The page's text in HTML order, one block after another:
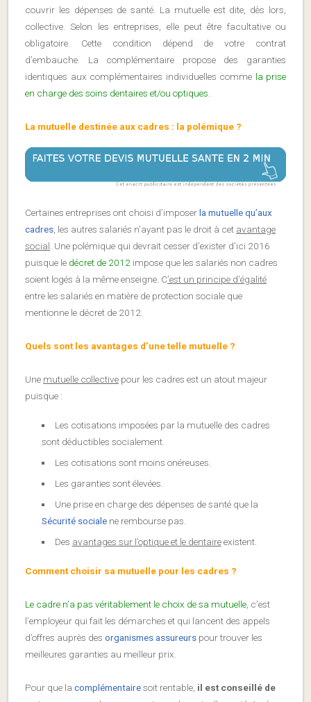
couvrir les dépenses de santé. La mutuelle est dite, dès lors,
collective. Selon les entreprises, elle peut être facultative ou
obligatoire. Cette condition dépend de votre contrat
d’embauche. La complémentaire propose des garanties
identiques aux complémentaires individuelles comme la prise
en charge des soins dentaires et/ou optiques.
La mutuelle destinée aux cadres : la polémique ?
Certaines entreprises ont choisi d’imposerla mutuelle qu’aux
cadres , les autres salariés n’ayant pas le droit à cet avantage
social . Une polémique qui devrait cesser d’exister d’ici 2016
puisque le décret de 2012 impose que les salariés non cadres
soient logés à la même enseigne. C’est un principe d’égalité
entre les salariés en matière de protection sociale que
mentionne le décret de 2012.
Quels sont les avantages d’une telle mutuelle ?
Une mutuelle collective pour les cadres est un atout majeur
puisque :
Les cotisations imposées par la mutuelle des cadres
sont déductibles socialement.
Les cotisations sont moins onéreuses.
Les garanties sont élevées.
Une prise en charge des dépenses de santé que la
Sécurité sociale ne rembourse pas.
Des avantages sur l’optique et le dentaireexistent.
Comment choisir sa mutuelle pour les cadres ?
Le cadre n’a pas véritablement le choix de sa mutuelle , c’est
l’employeur qui fait les démarches et qui lancent des appels
d’offres auprès des organismes assureurs pour trouver les
meilleures garanties au meilleur prix.
Pour que la complémentairesoit rentable, il est conseillé de